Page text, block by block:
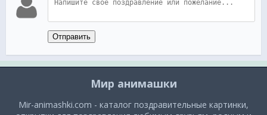
Отправить
Мир анимашки
Mir-animashki.com - каталог поздравительные картинки,